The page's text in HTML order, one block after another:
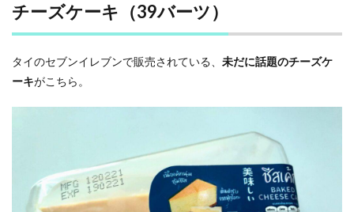
ンで
ズケ
ーキ
を買
チーズケーキ（39バーツ）
タイのセブンイレブンで販売されている、 未だに話題のチーズケ
ーキがこちら。